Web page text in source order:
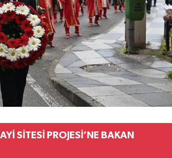
SİTESİ PROJESİ’NE BAKAN